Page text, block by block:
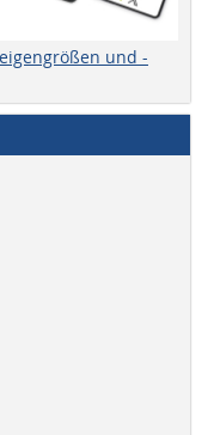
und -